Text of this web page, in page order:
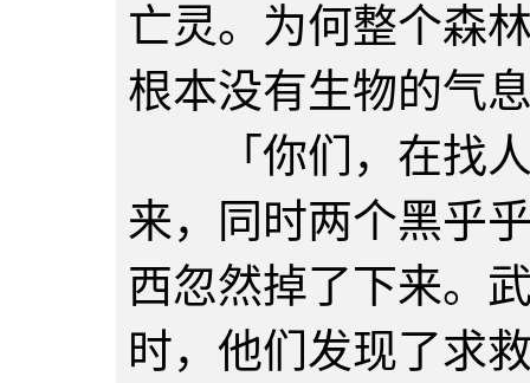
亡灵。为何整个森
根本没有生物的气
「你们，在找人
来，同时两个黑乎
西忽然掉了下来。
时，他们发现了求